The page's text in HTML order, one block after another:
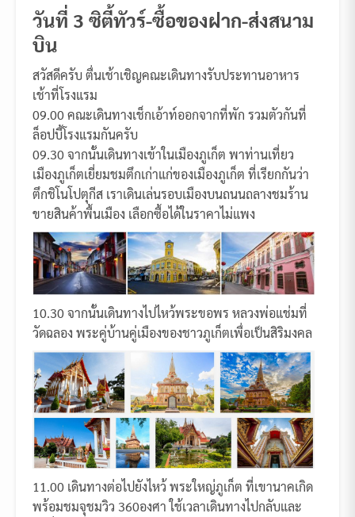
วันที่ 3 ซิตี้ทัวร์-ซื้อของฝาก-ส่งสนาม
บิน
สวัสดีครับ ตื่นเช้าเชิญคณะเดินทางรับประทานอาหาร
เช้าที่โรงแรม
09.00 คณะเดินทางเช็กเอ้าท์ออกจากที่พัก รวมตัวกันที่
ล็อปบี้โรงแรมกันครับ
09.30 จากนั้นเดินทางเข้าในเมืองภูเก็ต พาท่านเที่ยว
เมืองภูเก็ตเยี่ยมชมตึกเก่าแก่ของเมืองภูเก็ต ที่เรียกกันว่า
ตึกชิโนโปตุกีส เราเดินเล่นรอบเมืองบนถนนถลางชมร้าน
ขายสินค้าพื้นเมือง เลือกซื้อได้ในราคาไม่แพง
10.30 จากนั้นเดินทางไปไหว้พระขอพร หลวงพ่อแช่มที่
วัดฉลอง พระคู่บ้านคู่เมืองของชาวภูเก็ตเพื่อเป็นสิริมงคล
11.00 เดินทางต่อไปยังไหว้ พระใหญ่ภูเก็ต ที่เขานาคเกิด
พร้อมชมจุชมวิว 360องศา ใช้เวลาเดินทางไปกลับและ